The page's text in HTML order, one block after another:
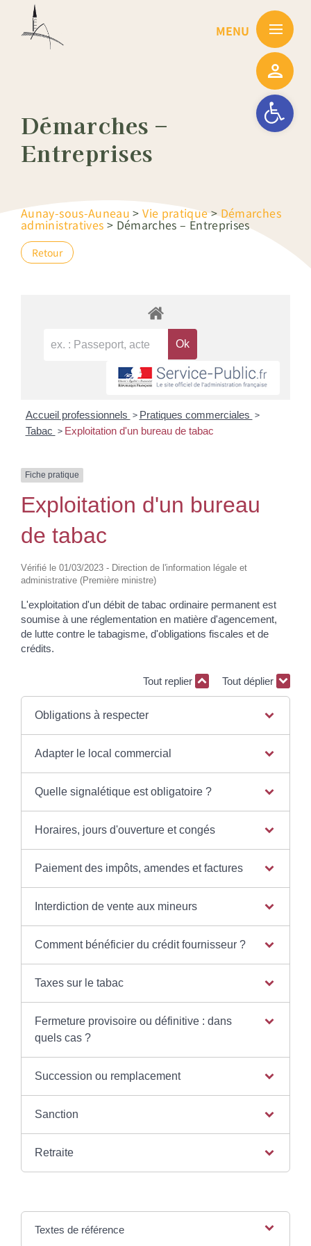
Ouvrir la
Démarches –
Entreprises
Aunay-sous-Auneau >Vie pratique>Démarches
administratives > Démarches – Entreprises
Retour
Accueil professionnels > Pratiques commerciales >
Tabac > Exploitation d'un bureau de tabac
Fiche pratique
Exploitation d'un bureau
de tabac
Vérifié le 01/03/2023 - Direction de l'information légale et
administrative (Première ministre)
L'exploitation d'un débit de tabac ordinaire permanent est
soumise à une réglementation en matière d'agencement,
de lutte contre le tabagisme, d'obligations fiscales et de
crédits.
Tout replier Tout déplier
Obligations à respecter
Adapter le local commercial
Quelle signalétique est obligatoire ?
Horaires, jours d'ouverture et congés
Paiement des impôts, amendes et factures
Interdiction de vente aux mineurs
Comment bénéficier du crédit fournisseur ?
Taxes sur le tabac
Fermeture provisoire ou définitive : dans
quels cas ?
Succession ou remplacement
Sanction
Retraite
Textes de référence